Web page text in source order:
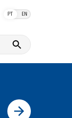
PT EN